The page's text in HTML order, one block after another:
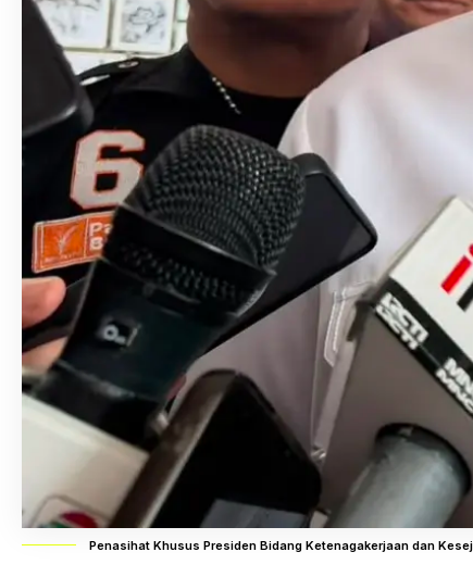
Penasihat Khusus Presiden Bidang Ketenagakerjaan dan